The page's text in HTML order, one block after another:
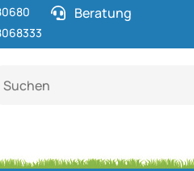
Beratung